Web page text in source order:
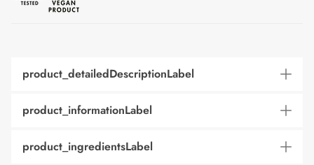
product_detailedDescriptionLabel
product_informationLabel
product_ingredientsLabel